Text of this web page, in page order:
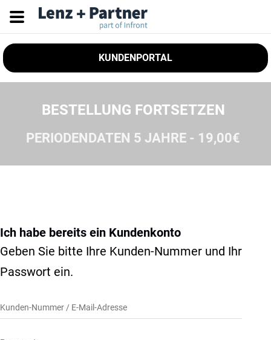
KUNDENPORTAL
BESTELLUNG FORTSETZEN
PERIODENDATEN 5 JAHRE - 19,00€
Ich habe bereits ein Kundenkonto
Geben Sie bitte Ihre Kunden-Nummer und Ihr
Passwort ein.